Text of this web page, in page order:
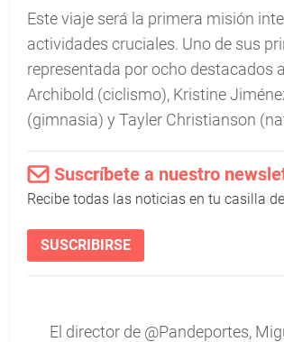
Este viaje será la primera misión
actividades cruciales. Uno de sus
representada por ocho destacados
Archibold (ciclismo), Kristine
(gimnasia) y Tayler Christianson
Suscríbete a nuestro
Recibe todas las noticias en tu casilla
SUSCRIBIRSE
El director de @Pandeportes,